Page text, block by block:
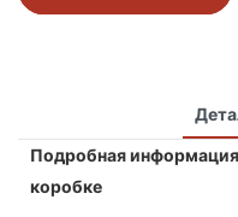
Подробная
коробке